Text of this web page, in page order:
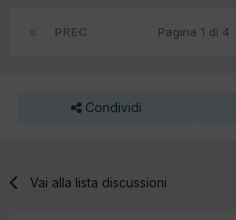
PREC Pagina 1 di 4
Condividi
Vai alla lista discussioni